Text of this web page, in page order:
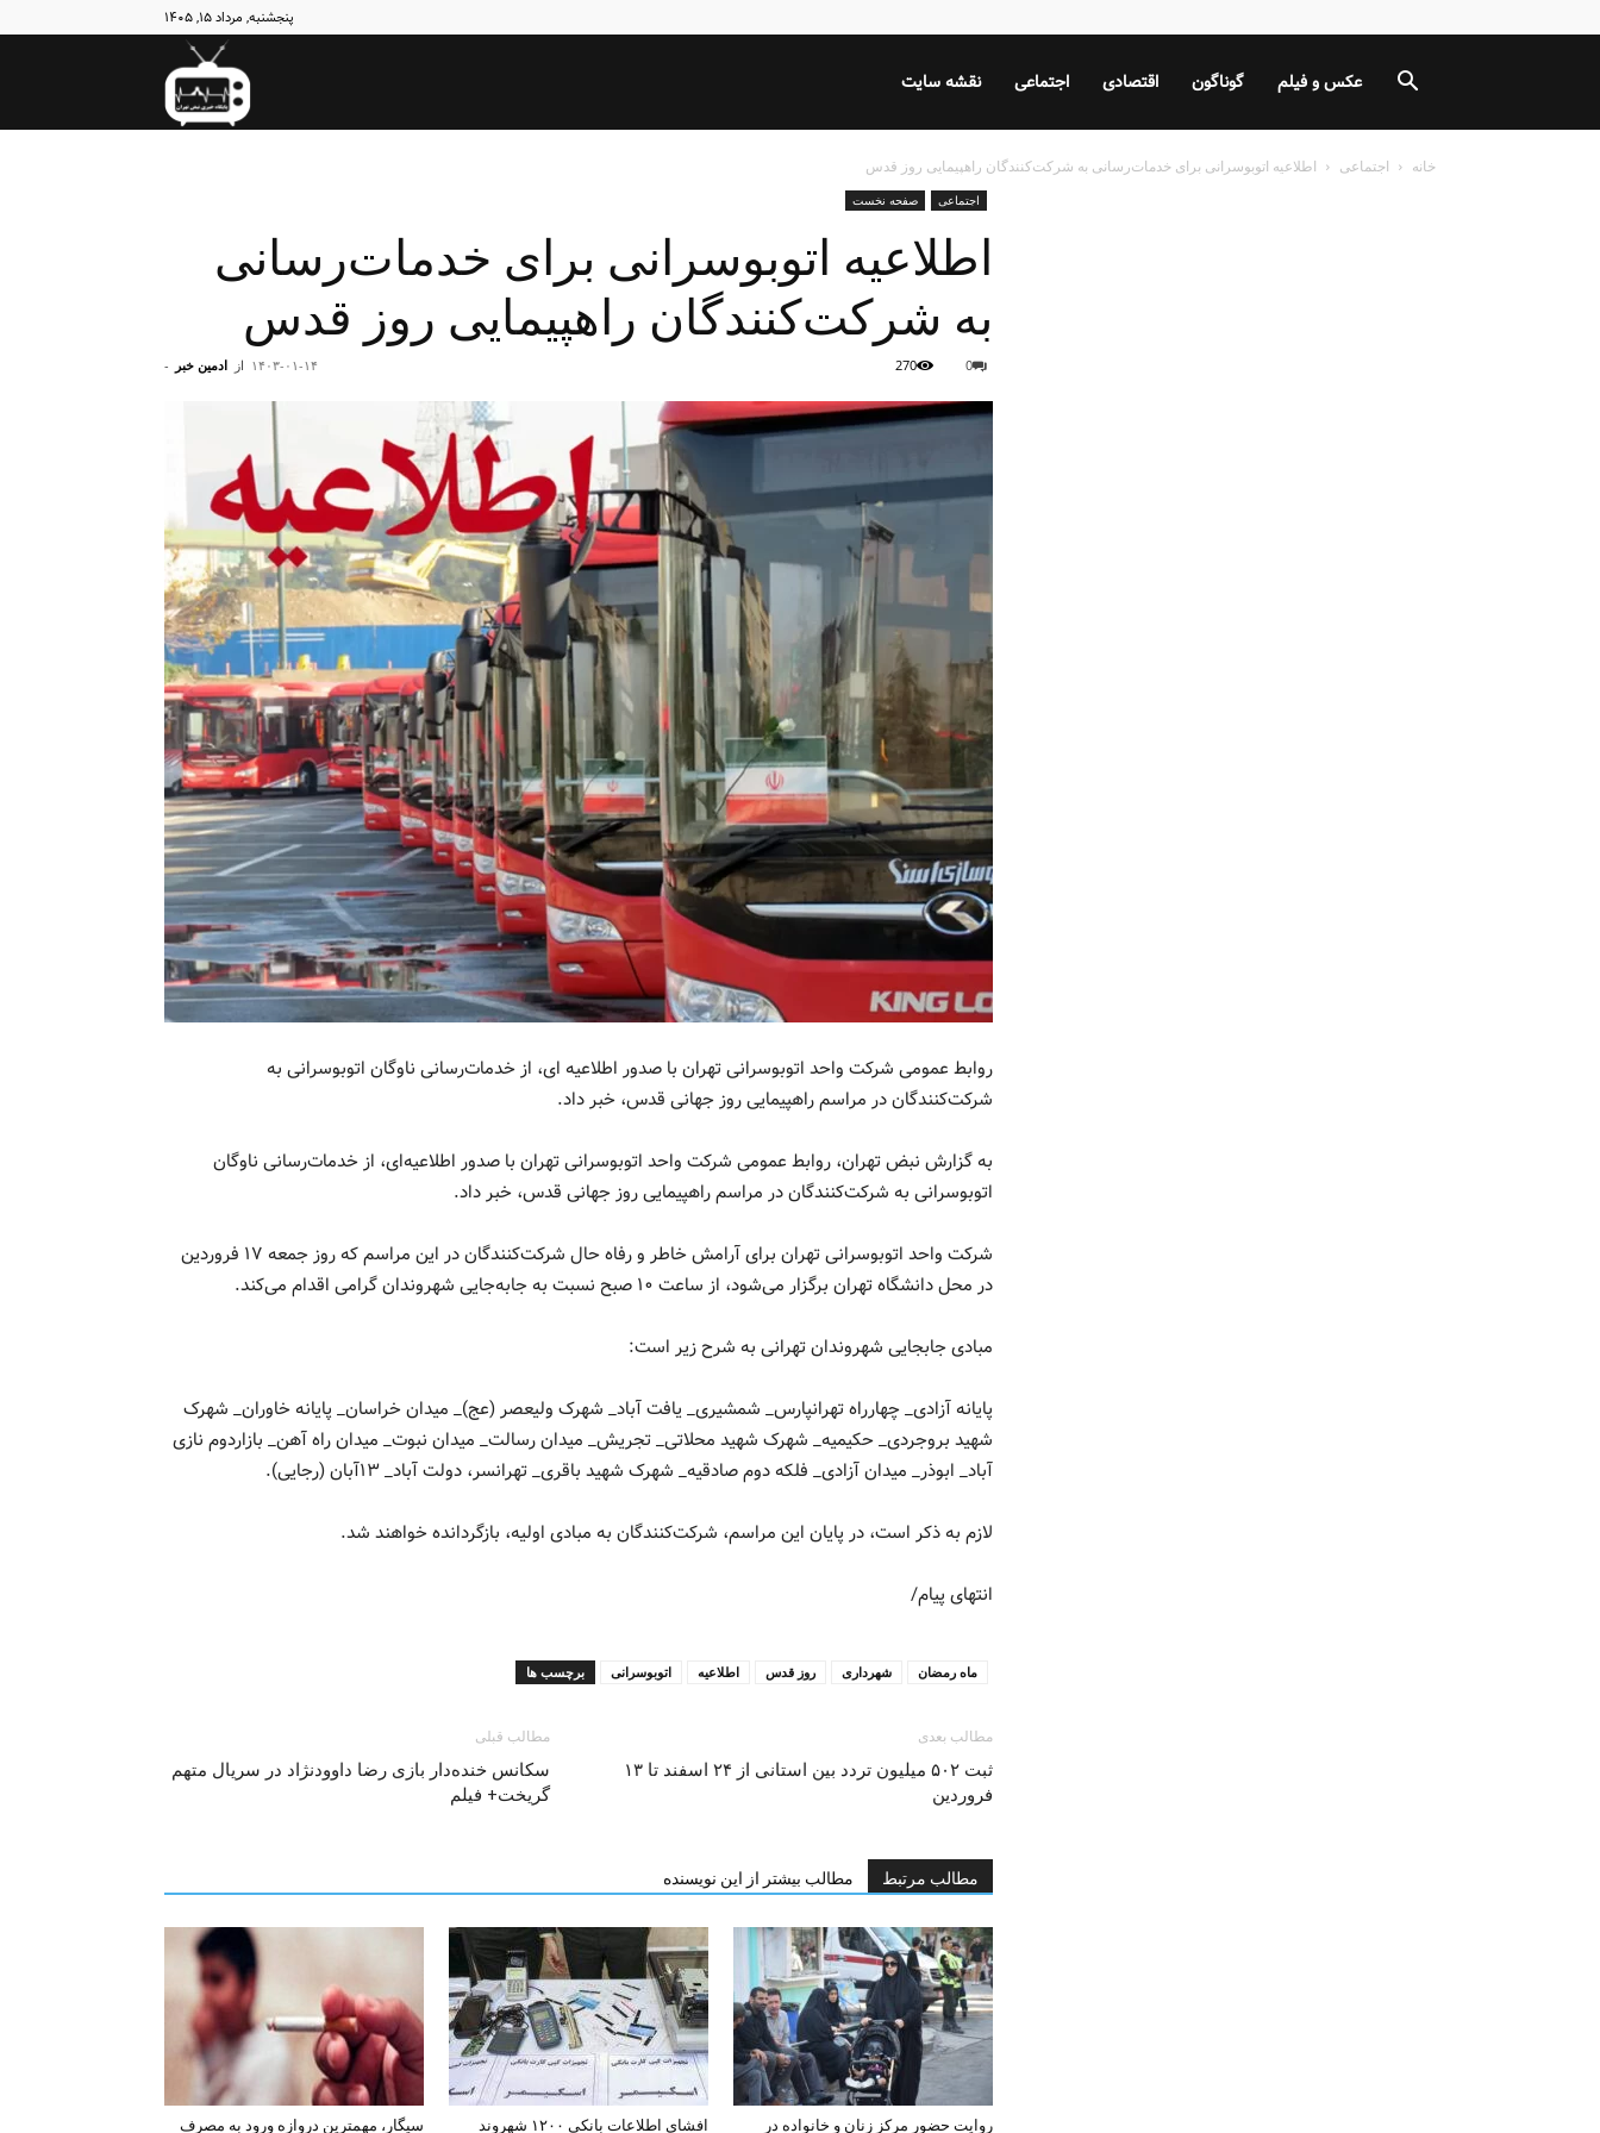
پنجشنبه, مرداد ۱۵, ۱۴۰۵
نبض نقشه سایت اجتماعی اقتصادی گوناگون عکس و فیلم
خانه اجتماعی اطلاعیه اتوبوسرانی برای خدمات‌‌رسانی به شرکت‌کنندگان راهپیمایی روز قدس
اجتماعی صفحه نخست
اطلاعیه اتوبوسرانی برای خدمات‌‌رسانی
به شرکت‌کنندگان راهپیمایی روز قدس
از ادمین خبر - ۱۴۰۳-۰۱-۱۴ 0
270
روابط عمومی شرکت واحد اتوبوسرانی تهران با صدور اطلاعیه ای، از خدمات‌‌رسانی ناوگان اتوبوسرانی به
شرکت‌کنندگان در مراسم راهپیمایی روز جهانی قدس، خبر داد.
به گزارش نبض تهران، روابط عمومی شرکت واحد اتوبوسرانی تهران با صدور اطلاعیه‌ای، از خدمات‌‌رسانی ناوگان
اتوبوسرانی به شرکت‌کنندگان در مراسم راهپیمایی روز جهانی قدس، خبر داد.
شرکت واحد اتوبوسرانی تهران برای آرامش خاطر و رفاه حال شرکت‌کنندگان در این مراسم که روز جمعه ۱۷ فروردین
در محل دانشگاه تهران برگزار می‌شود، از ساعت ۱۰ صبح نسبت به جابه‌جایی شهروندان گرامی اقدام می‌کند.
مبادی جابجایی شهروندان تهرانی به شرح زير است:
پایانه آزادی_ چهارراه تهرانپارس_ شمشیری_ یافت آباد_ شهرک ولیعصر (عج)_ میدان خراسان_ پایانه خاوران_ شهرک
شهید بروجردی_ حکیمیه_ شهرک شهید محلاتی_ تجریش_ میدان رسالت_ میدان نبوت_ میدان راه آهن_ بازاردوم نازی
آباد_ ابوذر_ میدان آزادی_ فلکه دوم صادقیه_ شهرک شهید باقری_ تهرانسر، دولت آباد_ ۱۳آبان (رجایی).
لازم به ذکر است، در پايان این مراسم، شرکت‌کنندگان به مبادی اوليه، بازگردانده خواهند شد.
انتهای پیام/
برچسب ها اتوبوسرانی اطلاعیه روز قدس شهرداری ماه رمضان
مطالب قبلی
سکانس خنده‌دار بازی رضا داوودنژاد در سریال متهم
گریخت+ فیلم
مطالب بعدی
ثبت ۵۰۲ میلیون تردد بین استانی از ۲۴ اسفند تا ۱۳
فروردین
مطالب مرتبط مطالب بیشتر از این نویسنده
سیگار، مهمترین دروازه ورود به مصرف
افشای اطلاعات بانکی ۱۲۰۰ شهروند
روایت حضور مرکز زنان و خانواده در